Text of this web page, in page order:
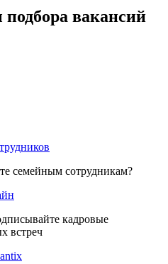
вакансий
семейным сотрудникам?
кадровые
встреч